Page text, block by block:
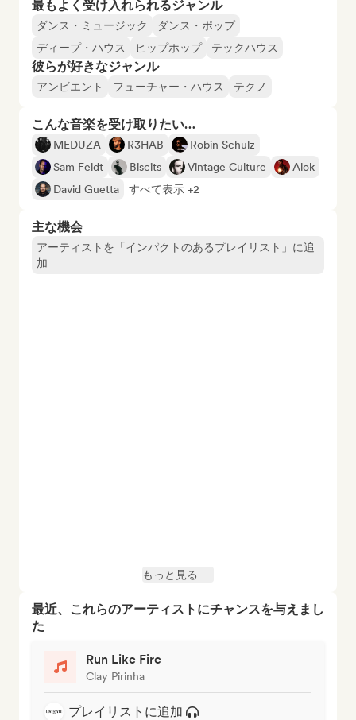
最もよく受け入れられるジャンル
ダンス・ミュージック
ダンス・ポップ
ディープ・ハウス
ヒップホップ テックハウス
彼らが好きなジャンル
アンビエント フューチャー・ハウス テクノ
こんな音楽を受け取りたい…
MEDUZA R3HAB
Robin Schulz
Sam Feldt
Biscits Vintage Culture
Alok
David Guetta
すべて表示 +2
主な機会
アーティストを「インパクトのあるプレイリスト」に追
加
もっと見る
最近、これらのアーティストにチャンスを与えまし
た
Run Like Fire
Clay Pirinha
プレイリストに追加